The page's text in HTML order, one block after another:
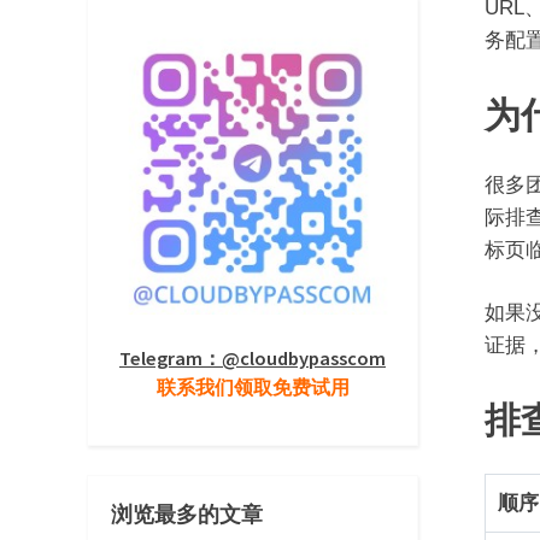
URL
务配
为
很多
际排
标页
如果
证据
排
顺序
Telegram：@cloudbypasscom
联系我们领取免费试用
浏览最多的文章